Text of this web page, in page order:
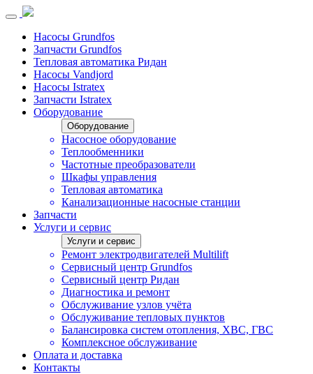
Насосы Grundfos
Запчасти Grundfos
Тепловая автоматика Ридан
Насосы Vandjord
Насосы Istratex
Запчасти Istratex
Оборудование
Оборудование
Насосное оборудование
Теплообменники
Частотные преобразователи
Шкафы управления
Тепловая автоматика
Канализационные насосные станции
Запчасти
Услуги и сервис
Услуги и сервис
Ремонт электродвигателей Multilift
Сервисный центр Grundfos
Сервисный центр Ридан
Диагностика и ремонт
Обслуживание узлов учёта
Обслуживание тепловых пунктов
Балансировка систем отопления, ХВС, ГВС
Комплексное обслуживание
Оплата и доставка
Контакты